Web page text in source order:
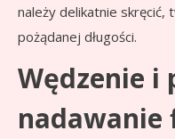
należy delikatnie skręcić,
pożądanej długości.
Wędzenie i
nadawanie